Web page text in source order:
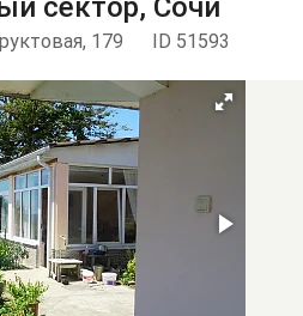
сектор, Сочи
179 ID 51593